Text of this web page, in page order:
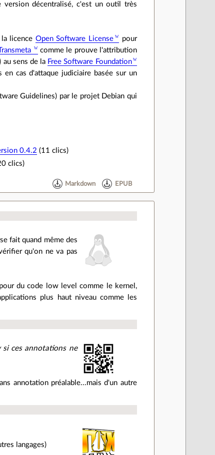
version décentralisé, c'est un outil très
licence Open Software License
pour
comme le prouve l'attribution
sens de la Free Software Foundation
cas d'attaque judiciaire basée sur un
Guidelines) par le projet Debian qui
0.4.2 (11 clics)
clics)
Markdown EPUB
fait quand même des
qu'on ne va pas
du code low level comme le kernel,
plus haut niveau comme les
si ces annotations ne
annotation préalable...mais d'un autre
langages)